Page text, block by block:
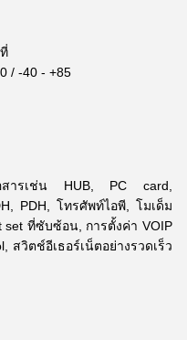
/ -40 - +85
อสารเช่น HUB, PC card,
PDH, โทรศัพท์ไอพี, โมเด็ม
set ที่ซับซ้อน, การตั้งค่า VOIP
สวิตช์อีเธอร์เน็ตอย่างรวดเร็ว